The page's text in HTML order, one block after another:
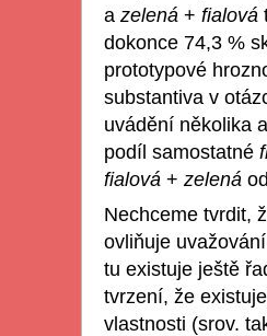
a zelená + fialová
dokonce 74,3 %
prototypové
substantiva v
uvádění několika
podíl samostatné
fialová + zelená
Nechceme tvrdit,
ovliňuje
tu existuje ještě
tvrzení, že
vlastnosti (srov.